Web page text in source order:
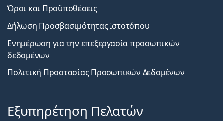
Όροι και Προϋποθέσεις
Δήλωση Προσβασιμότητας Ιστοτόπου
Ενημέρωση για την επεξεργασία προσωπικών
δεδομένων
Πολιτική Προστασίας Προσωπικών Δεδομένων
Εξυπηρέτηση Πελατών